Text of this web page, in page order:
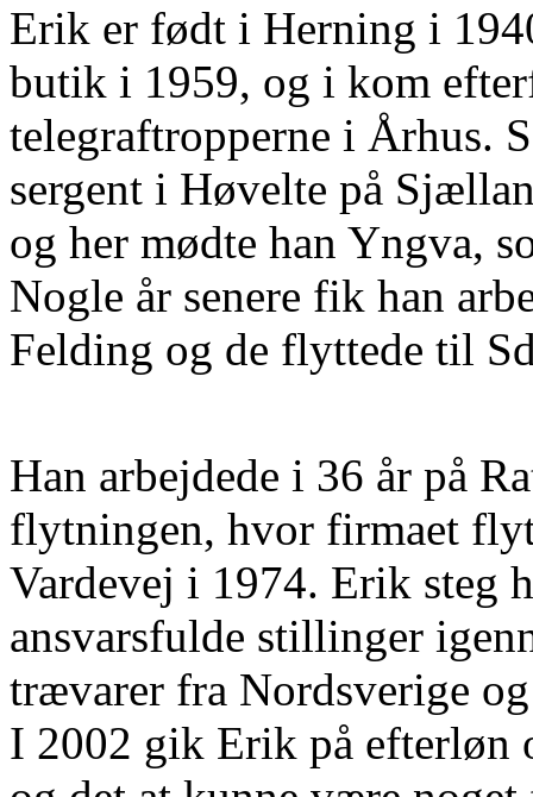
Erik er født i Herning i
butik i 1959, og i kom
telegraftropperne i Århus.
sergent i Høvelte på
og her mødte han Yngva,
Nogle år senere fik han
Felding og de flyttede til
Han arbejdede i 36 år på
flytningen, hvor firmaet
Vardevej i 1974. Erik steg
ansvarsfulde stillinger
trævarer fra Nordsverige
I 2002 gik Erik på efterløn